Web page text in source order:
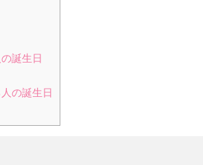
誕生日
の誕生日